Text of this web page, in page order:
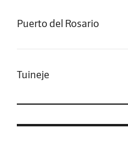
Puerto del Rosario
Tuineje